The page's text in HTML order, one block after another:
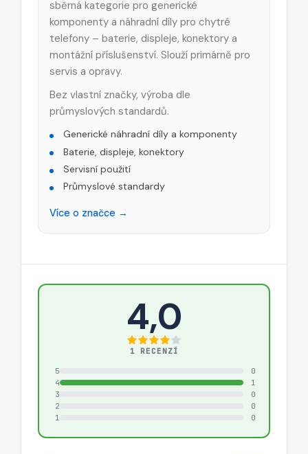
sběrná kategorie pro generické
komponenty a náhradní díly pro chytré
telefony – baterie, displeje, konektory a
montážní příslušenství. Slouží primárně pro
servis a opravy.
Bez vlastní značky, výroba dle
průmyslových standardů.
Generické náhradní díly a komponenty
Baterie, displeje, konektory
Servisní použití
Průmyslové standardy
Více o značce →
4,0
1 RECENZÍ
5
0
4
1
3
0
2
0
1
0